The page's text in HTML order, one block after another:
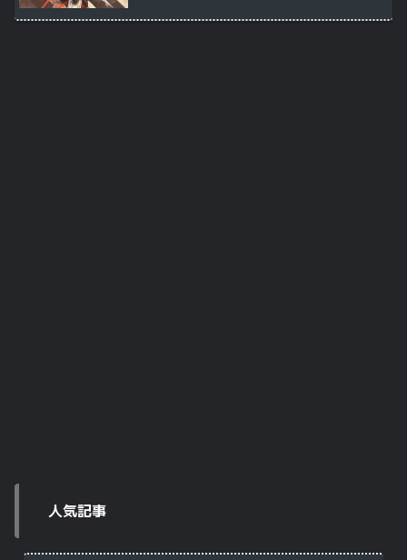
人気記事